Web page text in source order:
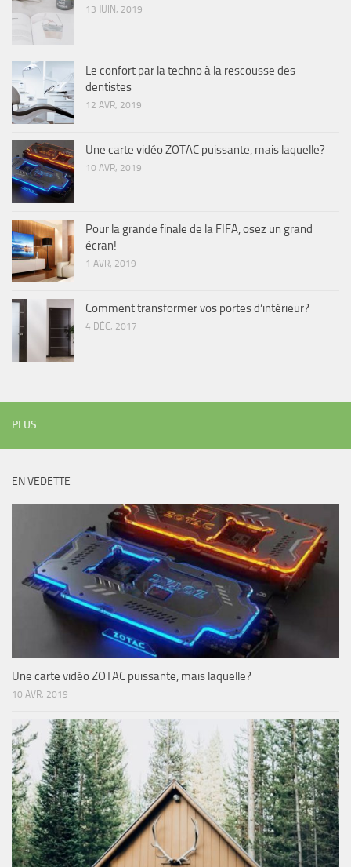
13 JUIN, 2019
Le confort par la techno à la rescousse des
dentistes
12 AVR, 2019
Une carte vidéo ZOTAC puissante, mais laquelle?
10 AVR, 2019
Pour la grande finale de la FIFA, osez un grand
écran!
1 AVR, 2019
Comment transformer vos portes d’intérieur?
4 DÉC, 2017
PLUS
EN VEDETTE
Une carte vidéo ZOTAC puissante, mais laquelle?
10 AVR, 2019